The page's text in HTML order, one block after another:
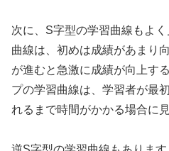
次に、S字型の学習曲線もよ
曲線は、初めは成績があまり
が進むと急激に成績が向上す
プの学習曲線は、学習者が最
れるまで時間がかかる場合に